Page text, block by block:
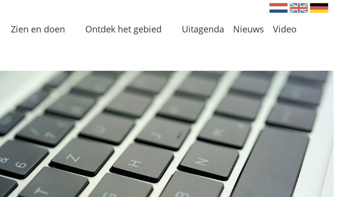
Nederlands
Engels
Zien en doen
Bezienswaardigheden
Eten & Drinken
Routes
Streekproducten
Vermaak
Ontdek het gebied
Meren en Plassen
Verhalen
In de omgeving
Lokale initiatieven
Uitagenda Nieuws Video